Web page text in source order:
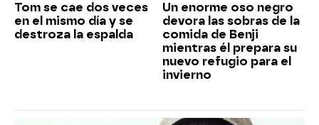
Tom se cae dos veces
en el mismo día y se
destroza la espalda
Un enorme oso negro
devora las sobras de la
comida de Benji
mientras él prepara su
nuevo refugio para el
invierno